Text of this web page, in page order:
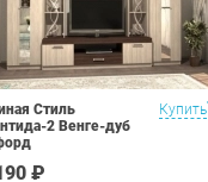
Купить
Стиль
2 Венге-дуб
₽